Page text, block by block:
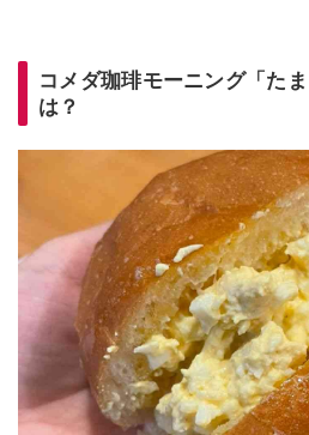
コメダ珈琲モーニング「た
は？